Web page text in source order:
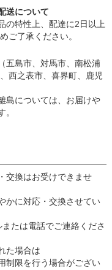
送について
の特性上、配達に2日以上
ご了承ください。
五島市、対馬市、南松浦
西之表市、喜界町、鹿児
島については、お届けや
。
交換はお受けできませ
かに対応・交換させてい
たは電話でご連絡くださ
た場合は
制限を行う場合がござい